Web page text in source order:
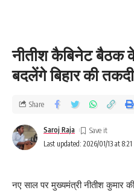
नीतीश कैबिनेट
बदलेंगे बिहार की
Last updated: 2026/01/13 at 8:21
Saroj Raja
Share
नए साल पर मुख्यमंत्री नीतीश कुमार